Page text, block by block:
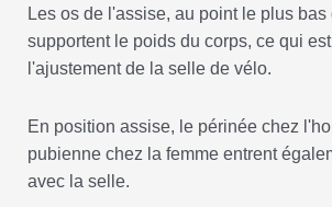
Les os de l'assise, au point le plus bas
supportent le poids du corps, ce qui
l'ajustement de la selle de vélo.
En position assise, le périnée chez
pubienne chez la femme entrent
avec la selle.